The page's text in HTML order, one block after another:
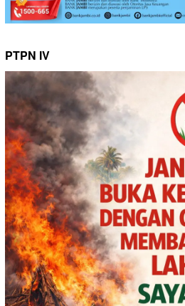
PTPN IV